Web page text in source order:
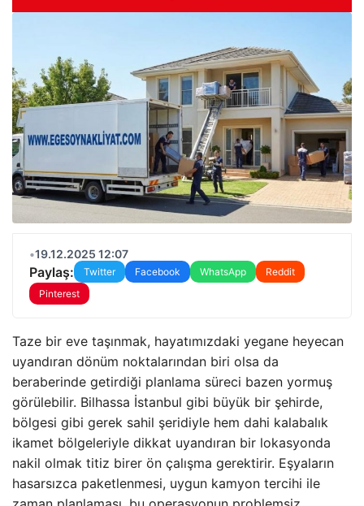
•19.12.2025 12:07
Paylaş: Twitter Facebook WhatsApp
Reddit
Pinterest
Taze bir eve taşınmak, hayatımızdaki yegane heyecan
uyandıran dönüm noktalarından biri olsa da
beraberinde getirdiği planlama süreci bazen yormuş
görülebilir. Bilhassa İstanbul gibi büyük bir şehirde,
bölgesi gibi gerek sahil şeridiyle hem dahi kalabalık
ikamet bölgeleriyle dikkat uyandıran bir lokasyonda
nakil olmak titiz birer ön çalışma gerektirir. Eşyaların
hasarsızca paketlenmesi, uygun kamyon tercihi ile